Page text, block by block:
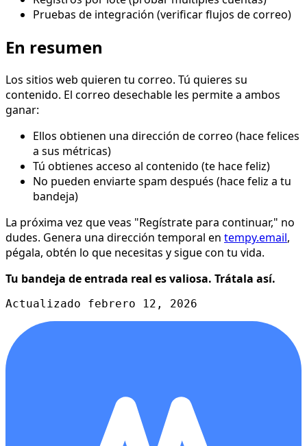
Pruebas de integración (verificar flujos de correo)
En resumen
Los sitios web quieren tu correo. Tú quieres su
contenido. El correo desechable les permite a ambos
ganar:
Ellos obtienen una dirección de correo (hace felices
a sus métricas)
Tú obtienes acceso al contenido (te hace feliz)
No pueden enviarte spam después (hace feliz a tu
bandeja)
La próxima vez que veas "Regístrate para continuar," no
dudes. Genera una dirección temporal en tempy.email,
pégala, obtén lo que necesitas y sigue con tu vida.
Tu bandeja de entrada real es valiosa. Trátala así.
Actualizado febrero 12, 2026